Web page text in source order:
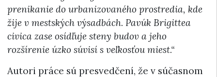
prenikanie do urbanizovaného prostredia, kde
žije v mestských výsadbách. Pavúk Brigittea
civica zase osídľuje steny budov a jeho
rozšírenie úzko súvisí s veľkosťou miest.“
Autori práce sú presvedčení, že v súčasnom